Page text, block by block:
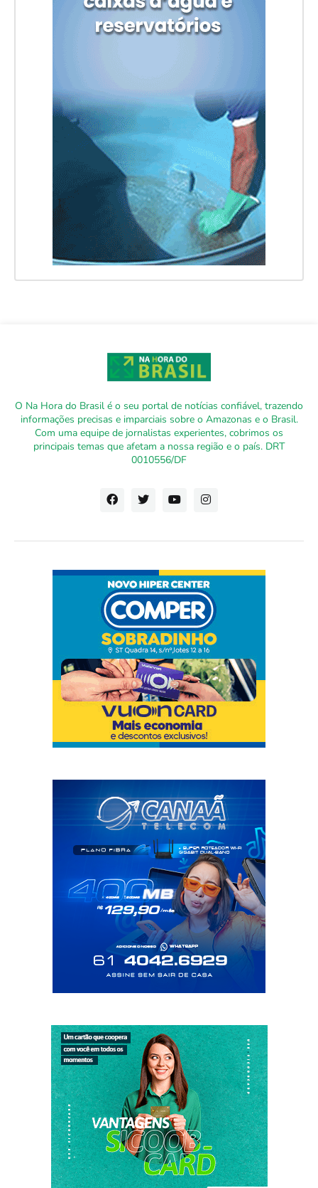
O Na Hora do Brasil é o seu portal de notícias confiável, trazendo
informações precisas e imparciais sobre o Amazonas e o Brasil.
Com uma equipe de jornalistas experientes, cobrimos os
principais temas que afetam a nossa região e o país. DRT
0010556/DF